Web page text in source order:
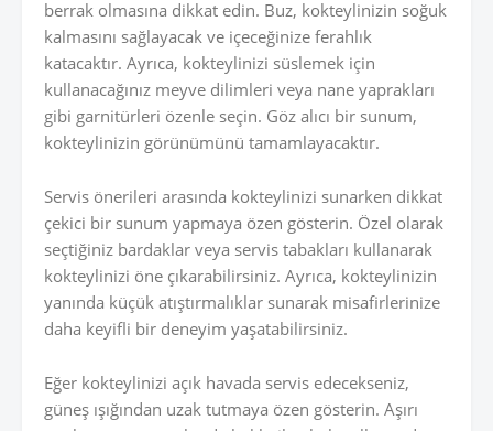
berrak olmasına dikkat edin. Buz, kokteylinizin soğuk
kalmasını sağlayacak ve içeceğinize ferahlık
katacaktır. Ayrıca, kokteylinizi süslemek için
kullanacağınız meyve dilimleri veya nane yaprakları
gibi garnitürleri özenle seçin. Göz alıcı bir sunum,
kokteylinizin görünümünü tamamlayacaktır.
Servis önerileri arasında kokteylinizi sunarken dikkat
çekici bir sunum yapmaya özen gösterin. Özel olarak
seçtiğiniz bardaklar veya servis tabakları kullanarak
kokteylinizi öne çıkarabilirsiniz. Ayrıca, kokteylinizin
yanında küçük atıştırmalıklar sunarak misafirlerinize
daha keyifli bir deneyim yaşatabilirsiniz.
Eğer kokteylinizi açık havada servis edecekseniz,
güneş ışığından uzak tutmaya özen gösterin. Aşırı